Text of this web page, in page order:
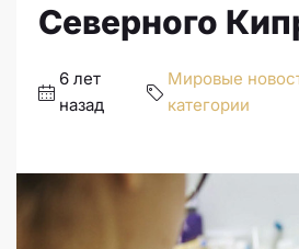
Северного
6 лет
назад
Мировые
категории